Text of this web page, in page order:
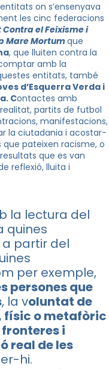
on s’ensenyava
les cinc federacions
el Feixisme i
Mare Mortumque
, que lluiten contra la
amb la
entitats, també
d’Esquerra Verda i
Contactes amb
partits de futbol
manifestacions,
la ciutadania i acostar-
que pateixen racisme, o
que es van
reflexió, lluita i
la lectura del
quines
partir del
per exemple,
persones que
, la voluntat de
físic o metafòric
i
real de les
hi.